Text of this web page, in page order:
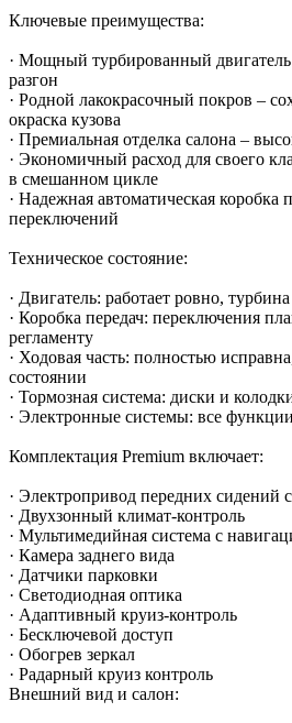
Ключевые преимущества:
· Мощный турбированный
разгон
· Родной лакокрасочный покров –
окраска кузова
· Премиальная отделка салона –
· Экономичный расход для своего
в смешанном цикле
· Надежная автоматическая коробка
переключений
Техническое состояние:
· Двигатель: работает ровно,
· Коробка передач: переключения
регламенту
· Ходовая часть: полностью
состоянии
· Тормозная система: диски и
· Электронные системы: все
Комплектация Premium включает:
· Электропривод передних сидений
· Двухзонный климат-контроль
· Мультимедийная система с
· Камера заднего вида
· Датчики парковки
· Светодиодная оптика
· Адаптивный круиз-контроль
· Бесключевой доступ
· Обогрев зеркал
· Радарный круиз контроль
Внешний вид и салон: